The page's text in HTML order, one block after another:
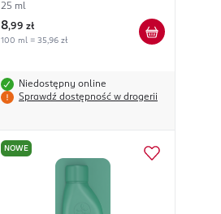
25 ml
8,99 zł
100 ml = 35,96 zł
Niedostępny online
Sprawdź dostępność w drogerii
NOWE